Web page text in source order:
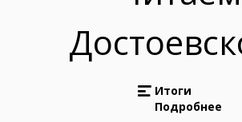
Итоги
Подробнее